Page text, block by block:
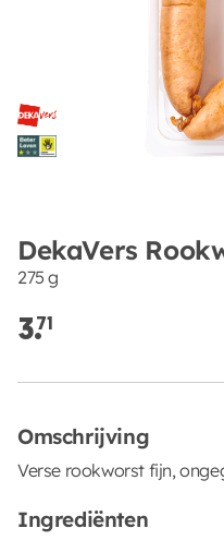
DekaVers
275 g
3.71
Omschrijving
Verse rookworst fijn,
Ingrediënten